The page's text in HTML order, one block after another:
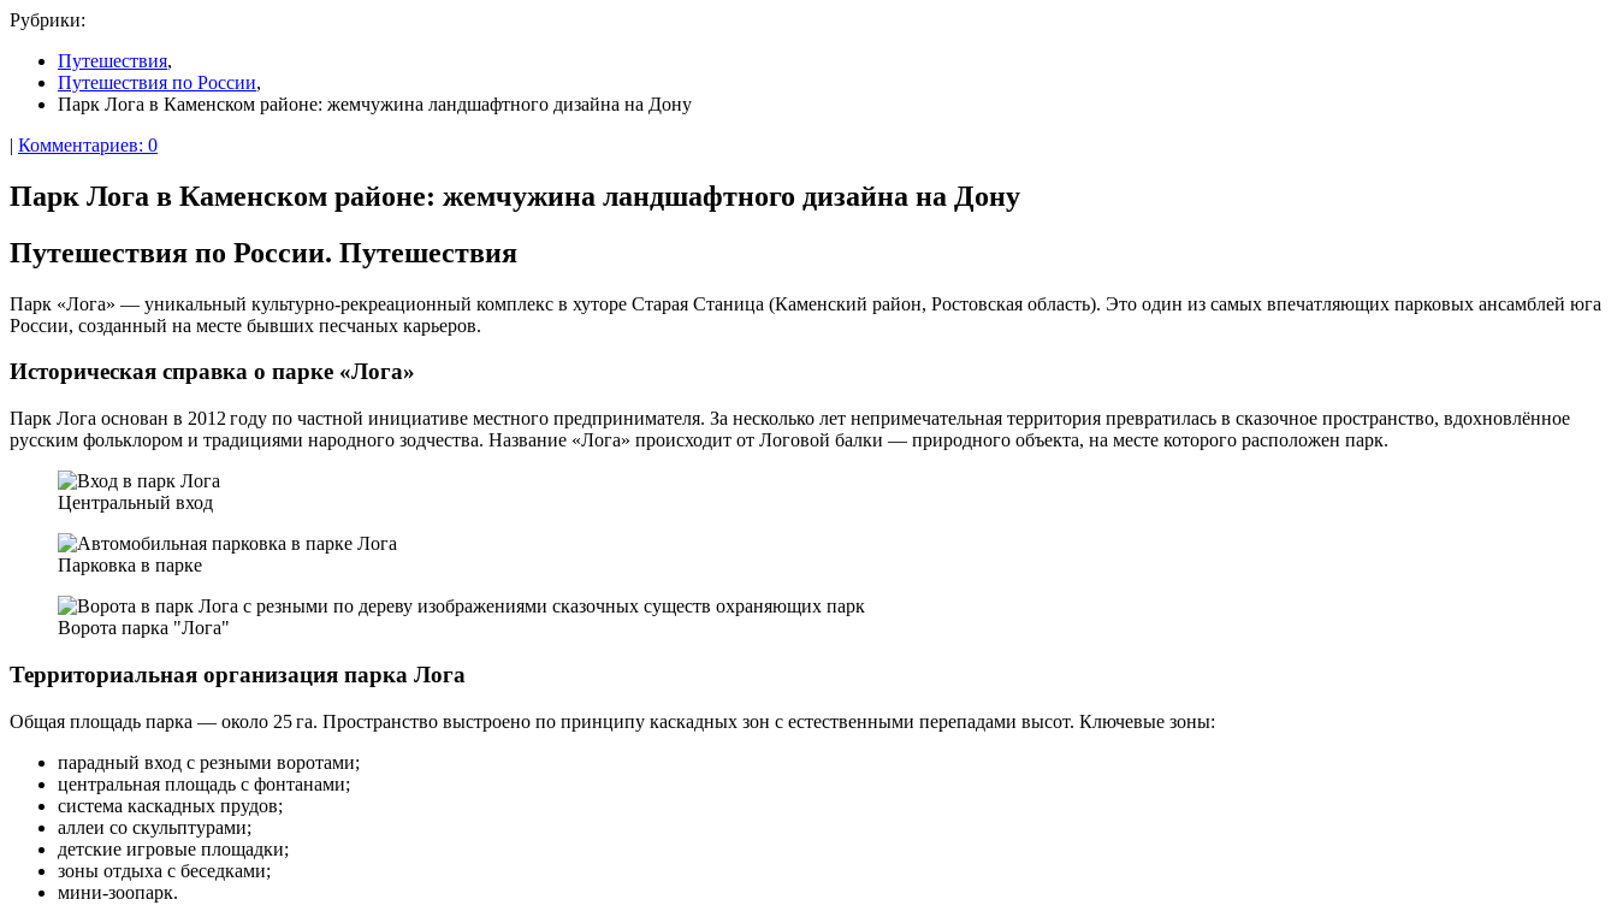
Рубрики:
Путешествия,
Путешествия по России,
Парк Лога в Каменском районе: жемчужина ландшафтного дизайна на Дону
| Комментариев: 0
Парк Лога в Каменском районе: жемчужина ландшафтного дизайна на Дону
Путешествия по России. Путешествия
Парк «Лога» — уникальный культурно‑рекреационный комплекс в хуторе Старая Станица (Каменский район, Ростовская область). Это один из самых впечатляющих парковых ансамблей юга
России, созданный на месте бывших песчаных карьеров.
Историческая справка о парке «Лога»
Парк Лога основан в 2012 году по частной инициативе местного предпринимателя. За несколько лет непримечательная территория превратилась в сказочное пространство, вдохновлённое
русским фольклором и традициями народного зодчества. Название «Лога» происходит от Логовой балки — природного объекта, на месте которого расположен парк.
Центральный вход
Парковка в парке
Ворота парка "Лога"
Территориальная организация парка Лога
Общая площадь парка — около 25 га. Пространство выстроено по принципу каскадных зон с естественными перепадами высот. Ключевые зоны:
парадный вход с резными воротами;
центральная площадь с фонтанами;
система каскадных прудов;
аллеи со скульптурами;
детские игровые площадки;
зоны отдыха с беседками;
мини‑зоопарк.